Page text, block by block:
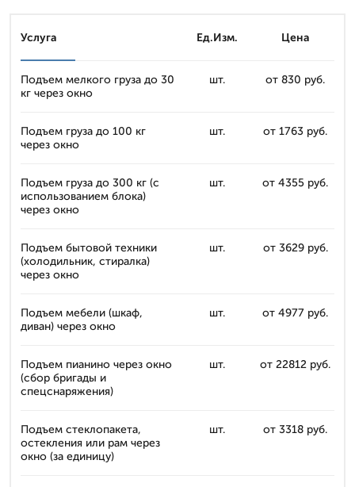
Услуга Ед.Изм. Цена
Подъем мелкого груза до 30
кг через окно
шт. от 830 руб.
Подъем груза до 100 кг
через окно
шт. от 1763 руб.
Подъем груза до 300 кг (с
использованием блока)
через окно
шт. от 4355 руб.
Подъем бытовой техники
(холодильник, стиралка)
через окно
шт. от 3629 руб.
Подъем мебели (шкаф,
диван) через окно
шт. от 4977 руб.
Подъем пианино через окно
(сбор бригады и
спецснаряжения)
шт. от 22812 руб.
Подъем стеклопакета,
остекления или рам через
окно (за единицу)
шт. от 3318 руб.